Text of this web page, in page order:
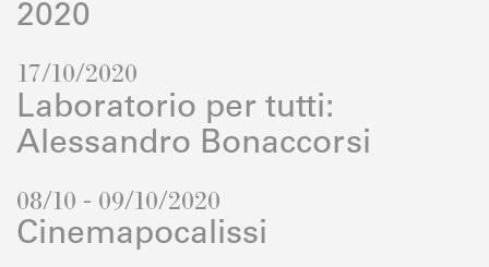
2020
17/10/2020
Laboratorio per tutti:
Alessandro Bonaccorsi
08/10 - 09/10/2020
Cinemapocalissi